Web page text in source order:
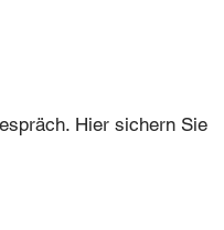
Hier sichern Sie